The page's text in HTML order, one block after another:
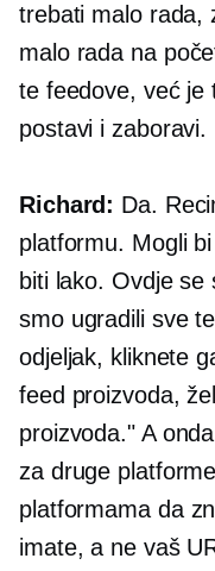
trebati malo rada,
malo rada na
te feedove, već je
postavi i zaboravi.
Richard: Da.
platformu. Mogli
biti lako. Ovdje se
smo ugradili sve
odjeljak, kliknete
feed proizvoda,
proizvoda." A
za druge
platformama da
imate, a ne vaš